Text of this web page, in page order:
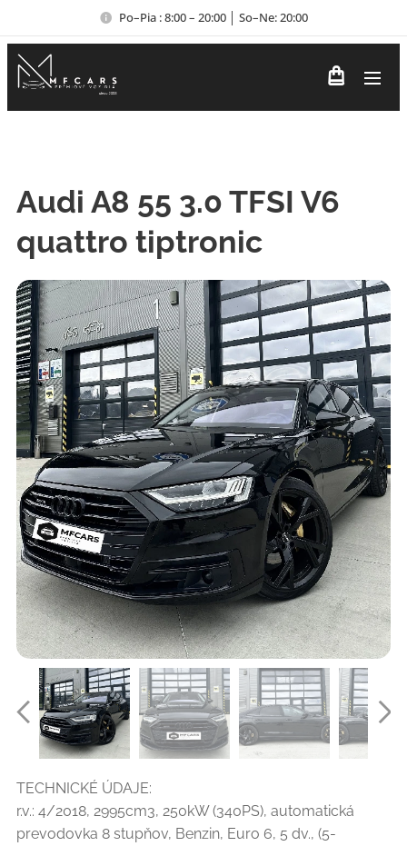
Po–Pia : 8:00 – 20:00 │ So–Ne: 20:00
Audi A8 55 3.0 TFSI V6
quattro tiptronic
TECHNICKÉ ÚDAJE:
r.v.: 4/2018, 2995cm3, 250kW (340PS), automatická
prevodovka 8 stupňov, Benzin, Euro 6, 5 dv., (5-